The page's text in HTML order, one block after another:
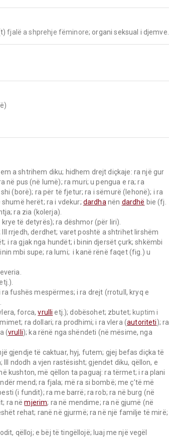
fjalë a shprehje fëminore; organi seksual i djemve.
në pus (në lumë); ra muri; u pengua e ra; ra
(borë); ra për të fjetur; ra i sëmurë (lehonë); i ra
herët; ra i vdekur; dardha nën dardhë bie (fj.
ra zia (kolerja).
III rrjedh, derdhet; varet poshtë a shtrihet lirshëm
i ra gjak nga hundët; i binin djersët çurk; shkëmbi
mbi supe; ra lumi;  i kanë rënë faqet (fig.) u
ra fushës mespërmes; i ra drejt (rrotull, kryq e
forca, vrulli etj.); dobësohet; zbutet; kuptim i
ra dollari; ra prodhimi; i ra vlera (autoriteti); ra
(vrulli); ka rënë nga shëndeti (në mësime, nga
gjendje të caktuar, hyj, futem; gjej befas diçka të
III ndodh a vjen rastësisht; gjendet diku, qëllon, e
kushton, më qëllon ta paguaj: ra tërmet; i ra plani
mend; ra fjala; më ra si bombë; me ç’të më
(i fundit); ra me barrë; ra rob; ra në burg (në
ra në mjerim
rehat; ranë në gjurmë; ra në një familje të mirë;
qëlloj; e bëj të tingëllojë; luaj me një vegël